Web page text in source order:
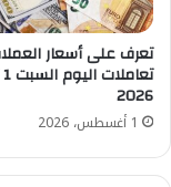
تعرف على أسعار
2026
1 أغسطس، 2026